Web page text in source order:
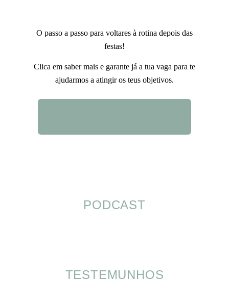
O passo a passo para voltares à rotina depois das
festas!
Clica em saber mais e garante já a tua vaga para te
ajudarmos a atingir os teus objetivos.
PODCAST
TESTEMUNHOS